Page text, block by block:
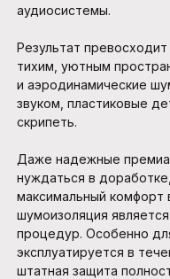
аудиосистемы.
Результат
тихим, уютным
и аэродинамические
звуком, пластиковые
скрипеть.
Даже надежные
нуждаться в
максимальный комфорт
шумоизоляция
процедур. Особенно
эксплуатируется в
штатная защита